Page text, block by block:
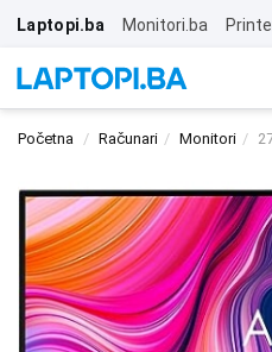
Laptopi.ba Monitori.ba
Početna Računari Monitori